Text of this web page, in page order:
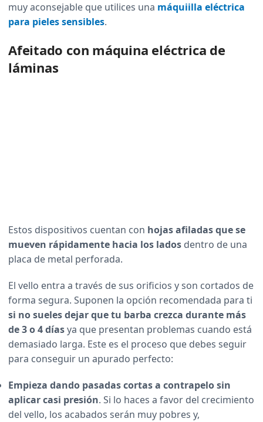
muy aconsejable que utilices una máquiilla eléctrica
para pieles sensibles.
Afeitado con máquina eléctrica de
láminas
Estos dispositivos cuentan con hojas afiladas que se
mueven rápidamente hacia los lados dentro de una
placa de metal perforada.
El vello entra a través de sus orificios y son cortados de
forma segura. Suponen la opción recomendada para ti
si no sueles dejar que tu barba crezca durante más
de 3 o 4 díasya que presentan problemas cuando está
demasiado larga. Este es el proceso que debes seguir
para conseguir un apurado perfecto:
Empieza dando pasadas cortas a contrapelo sin
aplicar casi presión. Si lo haces a favor del crecimiento
del vello, los acabados serán muy pobres y,